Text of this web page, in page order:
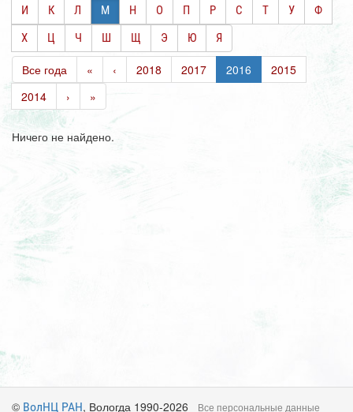
И
К Л М Н О П Р С Т У
Ф
Х
Ц Ч Ш Щ Э Ю Я
Все года « ‹ 2018 2017 2016
2015
2014
› »
Ничего не найдено.
© ВолНЦ РАН, Вологда 1990-2026 Все персональные данные